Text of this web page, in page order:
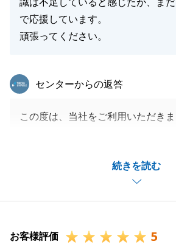
識は不足していると感じたが、ま
で応援しています。
頑張ってください。
続きを読む
東急リバブル
センターからの返答
この度は、当社をご利用いただき
大変光栄でございます。
お困りのことがございましたら、
だければと存じます。
今後ともよろしくお願いいたします
お客様評価 5